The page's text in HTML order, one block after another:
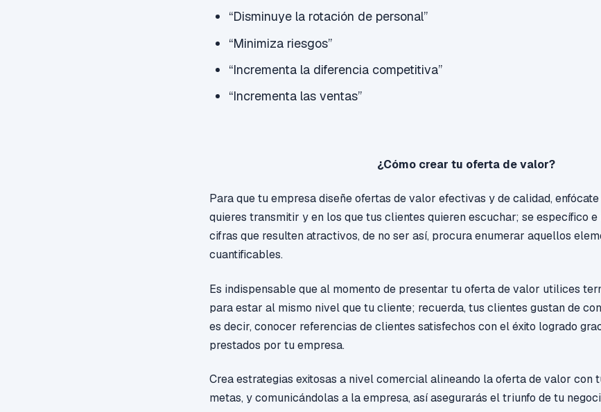
“Disminuye la rotación de personal”
“Minimiza riesgos”
“Incrementa la diferencia competitiva”
“Incrementa las ventas”
¿Cómo crear tu oferta de valor?
Para que tu empresa diseñe ofertas de valor efectivas y de calidad,
quieres transmitir y en los que tus clientes quieren escuchar; se específico
cifras que resulten atractivos, de no ser así, procura enumerar aquellos
cuantificables.
Es indispensable que al momento de presentar tu oferta de valor utilices
para estar al mismo nivel que tu cliente; recuerda, tus clientes gustan de
es decir, conocer referencias de clientes satisfechos con el éxito logrado
prestados por tu empresa.
Crea estrategias exitosas a nivel comercial alineando la oferta de valor con
metas, y comunicándolas a la empresa, así asegurarás el triunfo de tu